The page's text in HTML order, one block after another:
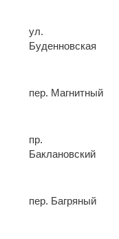
ул.
Буденновская
пер. Магнитный
пр.
Баклановский
пер. Багряный